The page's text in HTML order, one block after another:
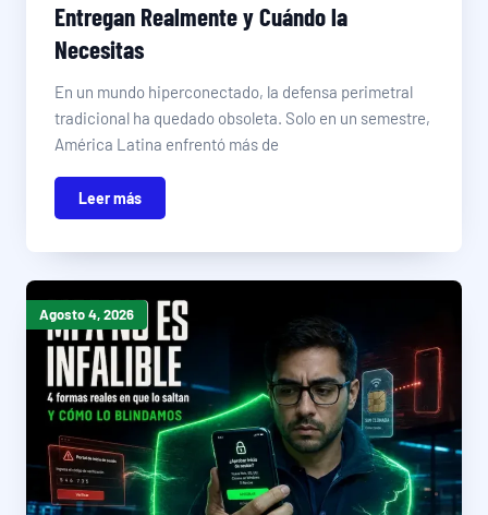
Entregan Realmente y Cuándo la
Necesitas
En un mundo hiperconectado, la defensa perimetral
tradicional ha quedado obsoleta. Solo en un semestre,
América Latina enfrentó más de
Leer más
Agosto 4, 2026